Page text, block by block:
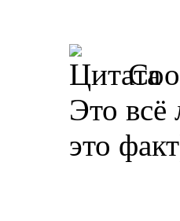
Это всё
это